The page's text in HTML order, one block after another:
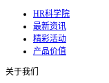
HR科学院
最新资讯
精彩活动
产品价值
关于我们